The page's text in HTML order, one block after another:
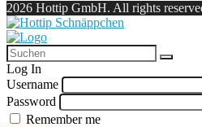
2026 Hottip GmbH. All rights
Log In
Username
Password
Remember me